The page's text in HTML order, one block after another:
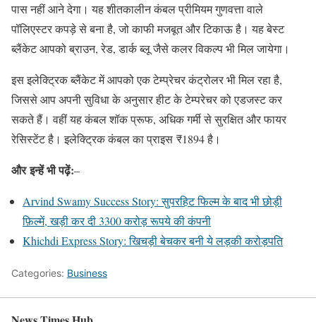
पास नहीं आने देगा। यह शीतकालीन कंबल प्रीमियम गुणवत्ता वाले
पॉलिएस्टर कपड़े से बना है, जो काफी मजबूत और टिकाऊ है। यह बेस्ट
ब्लैंकेट आपको ब्राउन, रेड, डार्क ब्लू जैसे कलर विकल्प भी मिल जायेगा।
इस इलेक्ट्रिक ब्लैंकेट में आपको एक टेम्प्रेचर कंट्रोलर भी मिल रहा है,
जिससे आप अपनी सुविधा के अनुसार हीट के टेम्परेचर को एडजस्ट कर
सकते हैं। वहीं यह कंबल शॉक प्रूफ, अधिक गर्मी से सुरक्षित और फायर
रेसिस्टेंट है। इलेक्ट्रिक कंबल का प्राइस ₹1894 है।
और इन्हें भी पढ़ें:–
Arvind Swamy Success Story: सुपरहिट फिल्म के बाद भी छोड़ी
फ़िल्में, खड़ी कर दी 3300 करोड़ रूपये की कंपनी
Khichdi Express Story: खिचड़ी बेचकर बनी ये लड़की करोड़पति
Categories: Business